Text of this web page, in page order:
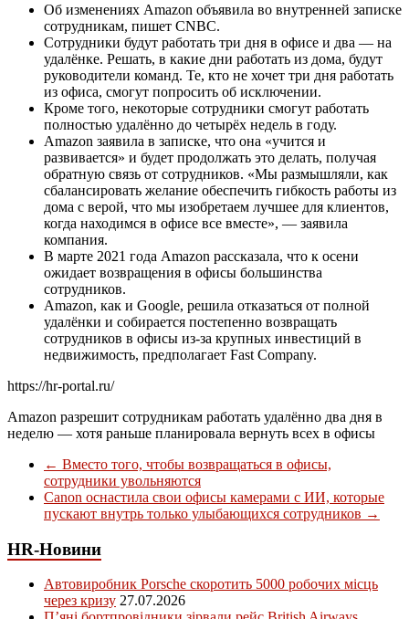
Об изменениях Amazon объявила во внутренней записке
сотрудникам, пишет CNBC.
Сотрудники будут работать три дня в офисе и два — на
удалёнке. Решать, в какие дни работать из дома, будут
руководители команд. Те, кто не хочет три дня работать
из офиса, смогут попросить об исключении.
Кроме того, некоторые сотрудники смогут работать
полностью удалённо до четырёх недель в году.
Amazon заявила в записке, что она «учится и
развивается» и будет продолжать это делать, получая
обратную связь от сотрудников. «Мы размышляли, как
сбалансировать желание обеспечить гибкость работы из
дома с верой, что мы изобретаем лучшее для клиентов,
когда находимся в офисе все вместе», — заявила
компания.
В марте 2021 года Amazon рассказала, что к осени
ожидает возвращения в офисы большинства
сотрудников.
Amazon, как и Google, решила отказаться от полной
удалёнки и собирается постепенно возвращать
сотрудников в офисы из-за крупных инвестиций в
недвижимость, предполагает Fast Company.
https://hr-portal.ru/
Amazon разрешит сотрудникам работать удалённо два дня в
неделю — хотя раньше планировала вернуть всех в офисы
← Вместо того, чтобы возвращаться в офисы,
сотрудники увольняются
Canon оснастила свои офисы камерами с ИИ, которые
пускают внутрь только улыбающихся сотрудников →
HR-Новини
Автовиробник Porsche скоротить 5000 робочих місць
через кризу 27.07.2026